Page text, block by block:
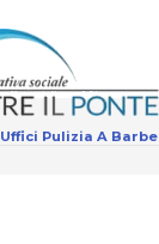
Uffici Pulizia A